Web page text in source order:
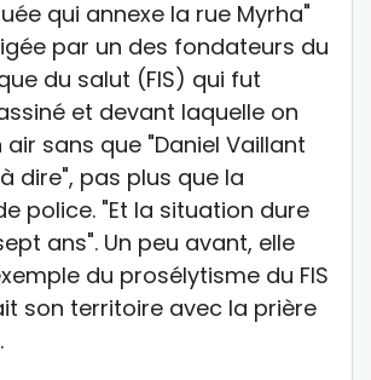
qui annexe la rue Myrha"
par un des fondateurs du
du salut (FIS) qui fut
et devant laquelle on
air sans que "Daniel Vaillant
dire", pas plus que la
police. "Et la situation dure
ans". Un peu avant, elle
du prosélytisme du FIS
son territoire avec la prière